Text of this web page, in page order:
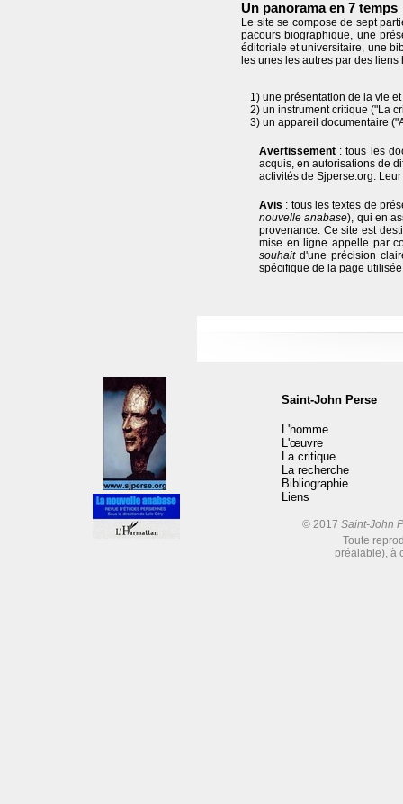
1) une présentation de la vie
2) un instrument critique ("La
3) un appareil documentaire
Avertissement : tous les
acquis, en autorisations de
activités de Sjperse.org.
Avis : tous les textes de
nouvelle anabase), qui en
provenance. Ce site est
mise en ligne appelle par
souhaitd'une précision
spécifique de la page
Saint-John Perse
L'homme
L'œuvre
La critique
La recherche
Bibliographie
Liens
© 2017 Saint-John
Toute
préalable), à
Un panorama en 7 temps
Le site se compose de sept
pacours biographique, une
éditoriale et universitaire, une
les unes les autres par des